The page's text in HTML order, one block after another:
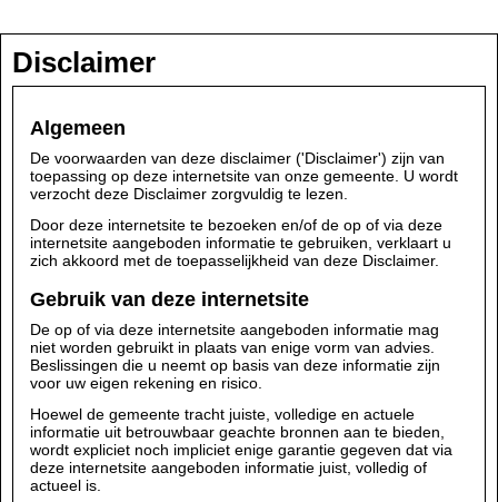
Disclaimer
Algemeen
De voorwaarden van deze disclaimer ('Disclaimer') zijn van
toepassing op deze internetsite van onze gemeente. U wordt
verzocht deze Disclaimer zorgvuldig te lezen.
Door deze internetsite te bezoeken en/of de op of via deze
internetsite aangeboden informatie te gebruiken, verklaart u
zich akkoord met de toepasselijkheid van deze Disclaimer.
Gebruik van deze internetsite
De op of via deze internetsite aangeboden informatie mag
niet worden gebruikt in plaats van enige vorm van advies.
Beslissingen die u neemt op basis van deze informatie zijn
voor uw eigen rekening en risico.
Hoewel de gemeente tracht juiste, volledige en actuele
informatie uit betrouwbaar geachte bronnen aan te bieden,
wordt expliciet noch impliciet enige garantie gegeven dat via
deze internetsite aangeboden informatie juist, volledig of
actueel is.